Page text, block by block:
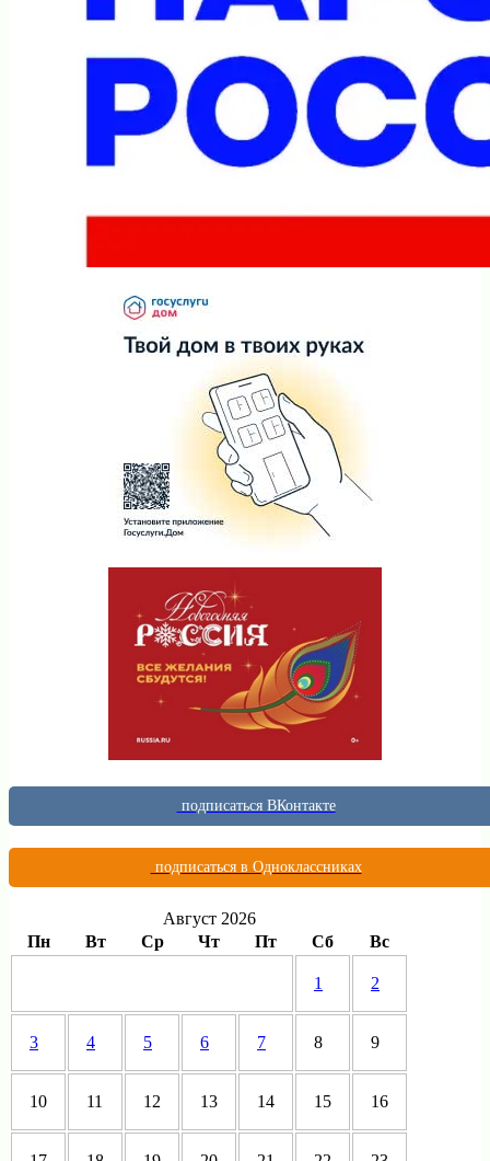
подписаться ВКонтакте
подписаться в Одноклассниках
Август 2026
Пн
Вт Ср Чт Пт Сб Вс
1 2
3 4 5 6 7 8 9
10 11 12 13 14 15 16